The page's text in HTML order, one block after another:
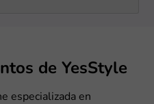
de YesStyle
especializada en